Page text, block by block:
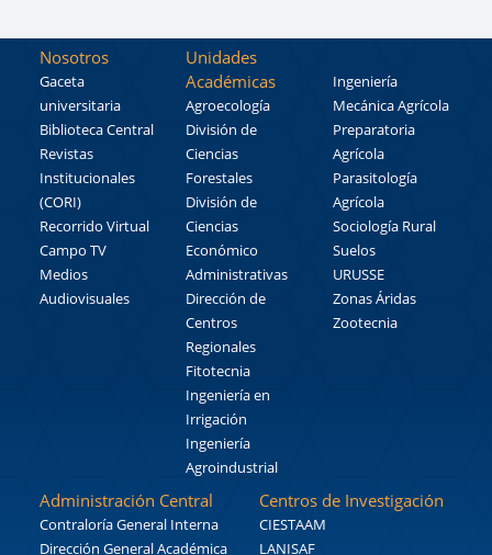
Nosotros
Gaceta
universitaria
Biblioteca Central
Revistas
Institucionales
(CORI)
Recorrido Virtual
Campo TV
Medios
Audiovisuales
Unidades
Académicas
Agroecología
División de
Ciencias
Forestales
División de
Ciencias
Económico
Administrativas
Dirección de
Centros
Regionales
Fitotecnia
Ingeniería en
Irrigación
Ingeniería
Agroindustrial
Ingeniería
Mecánica Agrícola
Preparatoria
Agrícola
Parasitología
Agrícola
Sociología Rural
Suelos
URUSSE
Zonas Áridas
Zootecnia
Administración Central
Contraloría General Interna
Dirección General Académica
Centros de Investigación
CIESTAAM
LANISAF